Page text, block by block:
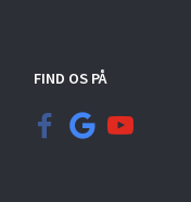
FIND OS PÅ